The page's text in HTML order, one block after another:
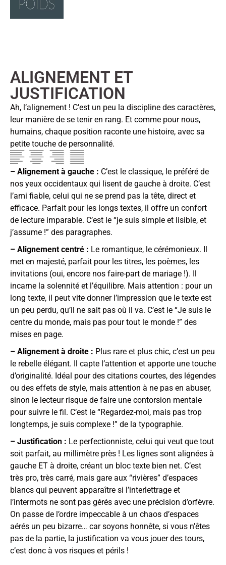
ALIGNEMENT ET
JUSTIFICATION
Ah, l’alignement ! C’est un peu la discipline des caractères,
leur manière de se tenir en rang. Et comme pour nous,
humains, chaque position raconte une histoire, avec sa
petite touche de personnalité.
– Alignement à gauche : C’est le classique, le préféré de
nos yeux occidentaux qui lisent de gauche à droite. C’est
l’ami fiable, celui qui ne se prend pas la tête, direct et
efficace. Parfait pour les longs textes, il offre un confort
de lecture imparable. C’est le “je suis simple et lisible, et
j’assume !” des paragraphes.
– Alignement centré : Le romantique, le cérémonieux. Il
met en majesté, parfait pour les titres, les poèmes, les
invitations (oui, encore nos faire-part de mariage !). Il
incarne la solennité et l’équilibre. Mais attention : pour un
long texte, il peut vite donner l’impression que le texte est
un peu perdu, qu’il ne sait pas où il va. C’est le “Je suis le
centre du monde, mais pas pour tout le monde !” des
mises en page.
– Alignement à droite : Plus rare et plus chic, c’est un peu
le rebelle élégant. Il capte l’attention et apporte une touche
d’originalité. Idéal pour des citations courtes, des légendes
ou des effets de style, mais attention à ne pas en abuser,
sinon le lecteur risque de faire une contorsion mentale
pour suivre le fil. C’est le “Regardez-moi, mais pas trop
longtemps, je suis complexe !” de la typographie.
– Justification : Le perfectionniste, celui qui veut que tout
soit parfait, au millimètre près ! Les lignes sont alignées à
gauche ET à droite, créant un bloc texte bien net. C’est
très pro, très carré, mais gare aux “rivières” d’espaces
blancs qui peuvent apparaître si l’interlettrage et
l’intermots ne sont pas gérés avec une précision d’orfèvre.
On passe de l’ordre impeccable à un chaos d’espaces
aérés un peu bizarre… car soyons honnête, si vous n’êtes
pas de la partie, la justification va vous jouer des tours,
c’est donc à vos risques et périls !